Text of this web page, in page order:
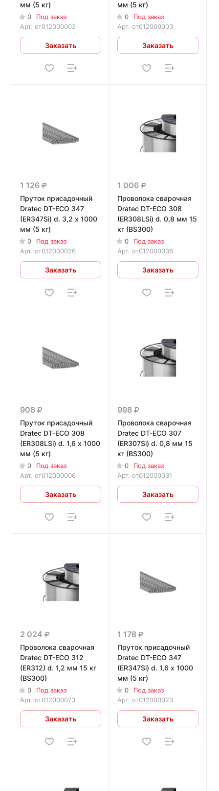
мм (5 кг)
0
Под заказ
Арт. от012000002
Заказать
мм (5 кг)
0
Под заказ
Арт. от012000003
Заказать
1 126
Пруток присадочный
Dratec DT-ECO 347
(ER347Si) d. 3,2 x 1000
мм (5 кг)
0
Под заказ
Арт. от012000026
Заказать
1 006
Проволока сварочная
Dratec DT-ECO 308
(ER308LSi) d. 0,8 мм 15
кг (BS300)
0
Под заказ
Арт. от012000036
Заказать
908
Пруток присадочный
Dratec DT-ECO 308
(ER308LSi) d. 1,6 x 1000
мм (5 кг)
0
Под заказ
Арт. от012000006
Заказать
998
Проволока сварочная
Dratec DT-ECO 307
(ER307Si) d. 0,8 мм 15
кг (BS300)
0
Под заказ
Арт. от012000031
Заказать
2 024
Проволока сварочная
Dratec DT-ECO 312
(ER312) d. 1,2 мм 15 кг
(BS300)
0
Под заказ
Арт. от012000073
Заказать
1 178
Пруток присадочный
Dratec DT-ECO 347
(ER347Si) d. 1,6 x 1000
мм (5 кг)
0
Под заказ
Арт. от012000023
Заказать